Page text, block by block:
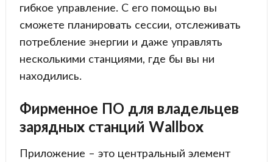
гибкое управление. С его помощью вы
сможете планировать сессии, отслеживать
потребление энергии и даже управлять
несколькими станциями, где бы вы ни
находились.
Фирменное ПО для владельцев
зарядных станций Wallbox
Приложение – это центральный элемент